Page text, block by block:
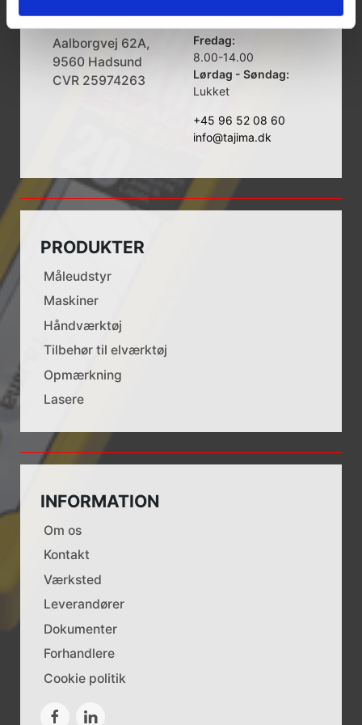
Aps
Aalborgvej 62A,
9560 Hadsund
CVR 25974263
Fredag:
8.00-14.00
Lørdag - Søndag:
Lukket
+45 96 52 08 60
info@tajima.dk
PRODUKTER
Måleudstyr
Maskiner
Håndværktøj
Tilbehør til elværktøj
Opmærkning
Lasere
INFORMATION
Om os
Kontakt
Værksted
Leverandører
Dokumenter
Forhandlere
Cookie politik